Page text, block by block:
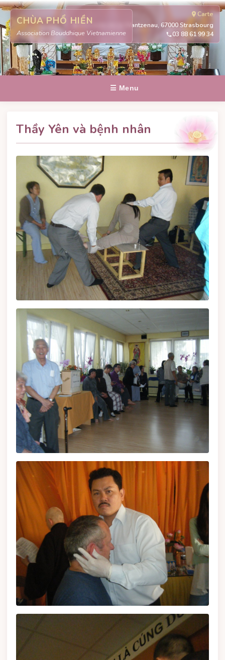
CHÙA PHỔ HIỀN
Association Bouddhique Vietnamienne
Carte
311 route de la Wantzenau, 67000 Strasbourg
03 88 61 99 34
☰ Menu
Thầy Yên và bệnh nhân